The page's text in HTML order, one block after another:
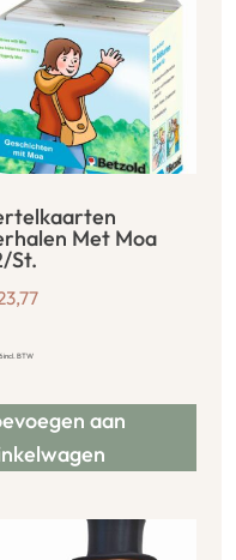
Met Moa
St.
incl. BTW
aan